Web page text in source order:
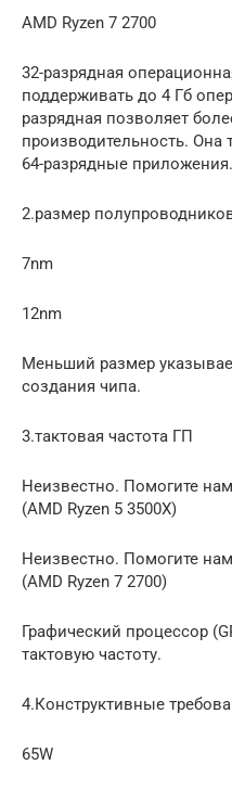
AMD Ryzen 7 2700
32-разрядная
поддерживать до 4 Гб
разрядная позволяет
производительность. Она
64-разрядные приложения.
2.размер
7nm
12nm
Меньший размер
создания чипа.
3.тактовая частота ГП
Неизвестно. Помогите
(AMD Ryzen 5 3500X)
Неизвестно. Помогите
(AMD Ryzen 7 2700)
Графический процессор
тактовую частоту.
4.Конструктивные
65W